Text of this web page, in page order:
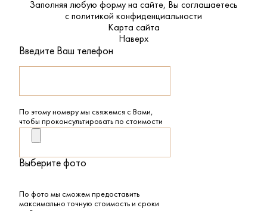
Заполняя любую форму на сайте, Вы соглашаетесь
с политикой конфиденциальности
Карта сайта
Наверх
Введите Ваш телефон
По этому номеру мы свяжемся с Вами,
чтобы проконсультировать по стоимости
Выберите фото
По фото мы сможем предоставить
максимально точную стоимость и сроки